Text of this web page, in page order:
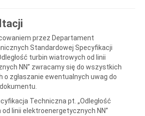
przez Departament
Standardowej Specyfikacji
turbin wiatrowych od linii
NN” zwracamy się do wszystkich
o zgłaszanie ewentualnych uwag do
Techniczna pt. „Odległość
linii elektroenergetycznych NN”